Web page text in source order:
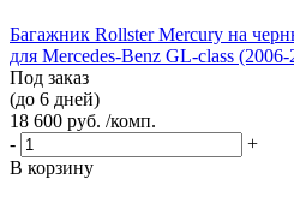
Багажник Rollster Mercury на
для Mercedes-Benz GL-class (2006-
Под заказ
(до 6 дней)
18 600 руб. /комп.
-
+
В корзину